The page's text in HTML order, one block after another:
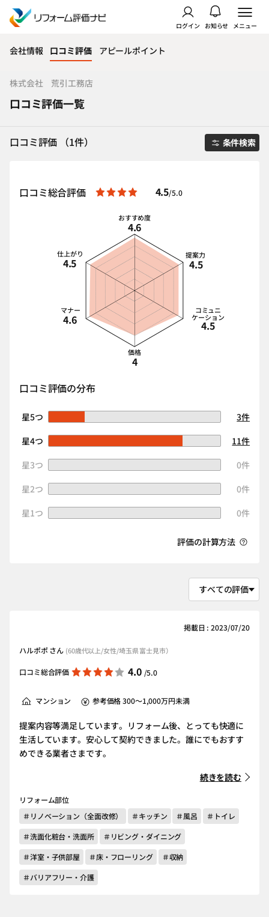
ログイン お知らせ メニュー
会社情報 口コミ評価 アピールポイント
株式会社 荒引工務店
口コミ評価一覧
口コミ評価 （1件） 条件検索
口コミ総合評価 4.5/5.0
おすすめ度
4.6
提案力
4.5
コミュニ
ケーション
4.5
価格
4
マナー
4.6
仕上がり
4.5
口コミ評価の分布
星5つ
3件
星4つ
11件
星3つ
0件
星2つ
0件
星1つ
0件
評価の計算方法
掲載日 : 2023/07/20
ハルポポ さん (60歳代以上/女性/埼玉県 富士見市）
口コミ総合評価 4.0 /5.0
マンション 参考価格 300～1,000万円未満
提案内容等満足しています。リフォーム後、とっても快適に
生活しています。安心して契約できました。誰にでもおすす
めできる業者さまです。
続きを読む
リフォーム部位
＃リノベーション（全面改修）
＃キッチン ＃風呂
＃トイレ
＃洗面化粧台・洗面所
＃リビング・ダイニング
＃洋室・子供部屋
＃床・フローリング
＃収納
＃バリアフリー・介護